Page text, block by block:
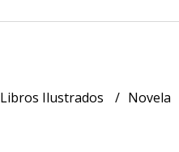
Libros Ilustrados Novela